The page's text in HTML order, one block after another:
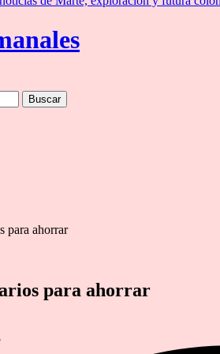
para ahorrar
para ahorrar